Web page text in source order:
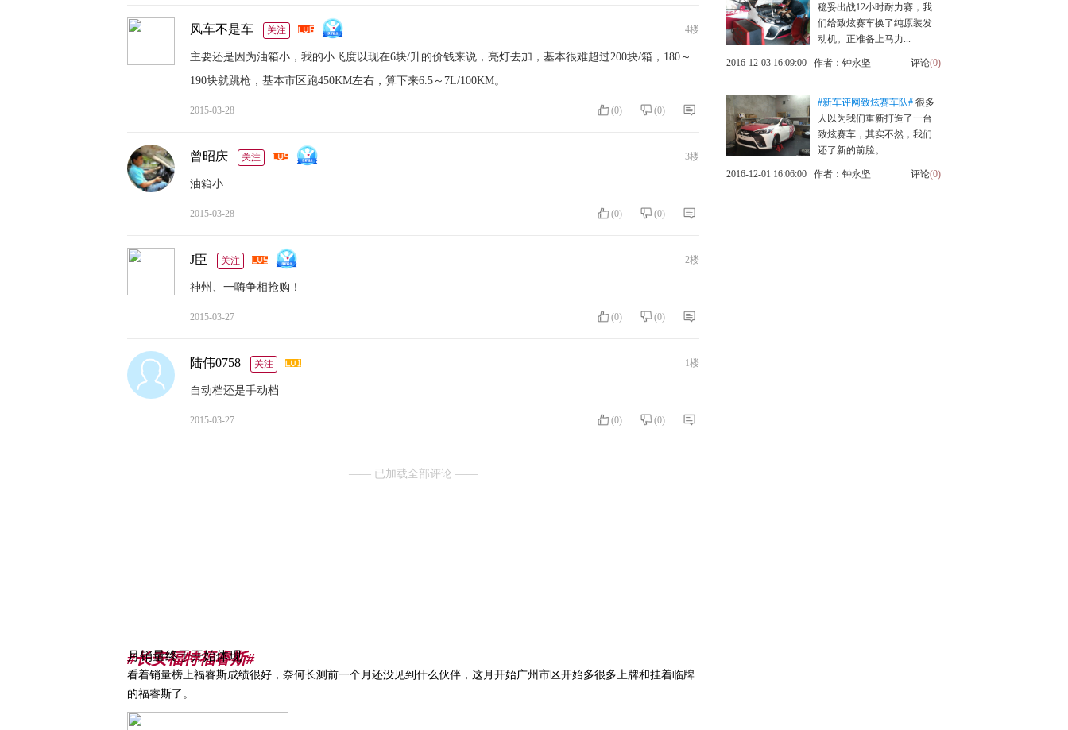
风车不是车 关注 4楼
主要还是因为油箱小，我的小飞度以现在6块/升的价钱来说，亮灯去加，基本很难超过200块/箱，180～
190块就跳枪，基本市区跑450KM左右，算下来6.5～7L/100KM。
2015-03-28 (0) (0)
曾昭庆 关注 3楼
油箱小
2015-03-28 (0) (0)
J臣 关注 2楼
神州、一嗨争相抢购！
2015-03-27 (0) (0)
陆伟0758 关注 1楼
自动档还是手动档
2015-03-27 (0) (0)
—— 已加载全部评论 ——
#长安福特福睿斯#
月销量终于开始体现
看着销量榜上福睿斯成绩很好，奈何长测前一个月还没见到什么伙伴，这月开始广州市区开始多很多上牌和挂着临牌
的福睿斯了。
稳妥出战12小时耐力赛，我
们给致炫赛车换了纯原装发
动机。正准备上马力...
评论(0)
2016-12-03 16:09:00 作者：钟永坚
#新车评网致炫赛车队# 很多
人以为我们重新打造了一台
致炫赛车，其实不然，我们
还了新的前脸。...
评论(0)
2016-12-01 16:06:00 作者：钟永坚